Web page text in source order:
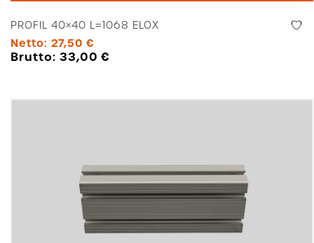
PROFIL 40×40 L=1068 ELOX
Netto: 27,50 €
Brutto: 33,00€